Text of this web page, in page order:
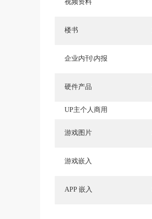
视频资料
楼书
企业内刊\内报
硬件产品
UP主个人商用
游戏图片
游戏嵌入
APP 嵌入